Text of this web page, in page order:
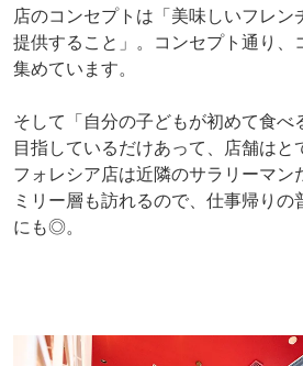
店のコンセプトは「美味しいフレン
提供すること」。コンセプト通り、
集めています。
そして「自分の子どもが初めて食べ
目指しているだけあって、店舗はと
フォレシア店は近隣のサラリーマン
ミリー層も訪れるので、仕事帰りの
にも◎。